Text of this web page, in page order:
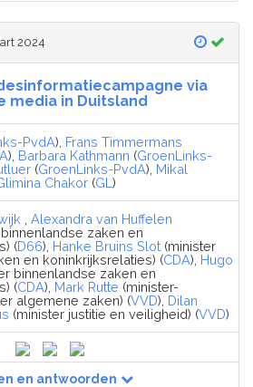
2024
via
media in Duitsland
PvdA), Frans Timmermans
), Barbara Kathmann (GroenLinks-
(GroenLinks-PvdA), Mikal
Chakor (GL )
Alexandra van Huffelen
zaken en
(D66), Hanke Bruins Slot (minister
en koninkrijksrelaties) (CDA), Hugo
binnenlandse zaken en
(CDA), Mark Rutte (minister-
algemene zaken) (VVD), Dilan
(minister justitie en veiligheid) (VVD)
en antwoorden